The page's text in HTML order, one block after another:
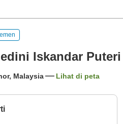
Iskandar Puteri
Malaysia Lihat di peta